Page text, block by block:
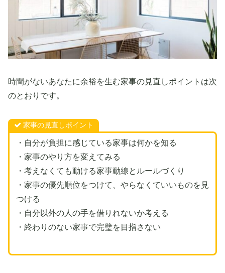
時間がないあなたに余裕を生む家事の見直しポイントは次
のとおりです。
家事の見直しポイント
・自分が負担に感じている家事は何かを知る
・家事のやり方を変えてみる
・考えなくても動ける家事動線とルールづくり
・家事の優先順位をつけて、やらなくていいものを見
つける
・自分以外の人の手を借りれないか考える
・終わりのない家事で完璧を目指さない